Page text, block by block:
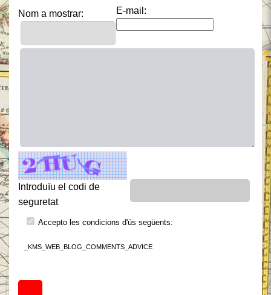
Nom a mostrar: E-mail:
Introduïu el codi de
seguretat
Accepto les condicions d'ús següents:
_KMS_WEB_BLOG_COMMENTS_ADVICE